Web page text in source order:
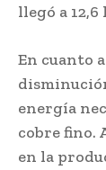
llegó a 12,6
En cuanto
energía
cobre fino.
en la